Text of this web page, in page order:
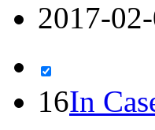
2017-
16In